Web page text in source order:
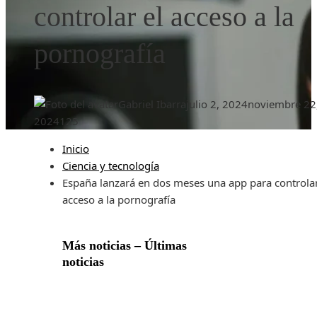
controlar el acceso a la
pornografía
Gabriel Ibarra julio 2, 2024noviembre
2024125
Inicio
Ciencia y tecnología
España lanzará en dos meses una app para
acceso a la pornografía
Más noticias – Últimas
noticias